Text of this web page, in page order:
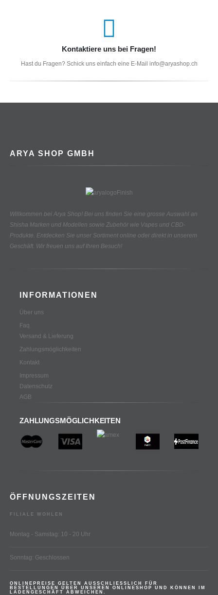
Kontaktiere uns bei Fragen!
Hast du Fragen? Schick uns einfach eine E-Mail info@aryashop.ch
ARYA SHOP GMBH
Willkommen bei Arya Shop! Bei uns finden Sie eine grosse Auswahl an
Shisha Marken und Modellen sowie Zubehör wie Vapes und CBD-
Produkte. Entdecken Sie unser Sortiment online oder direkt in unserem
Geschäft. Wir freuen uns auf Ihren Besuch!
INFORMATIONEN
Über uns
Faq
Versand & Lieferung
Zahlungsmöglichkeiten
Kontakt
Impressum
Datenschutz
AGB
ZAHLUNGSMÖGLICHKEITEN
ÖFFNUNGSZEITEN
FILIALE WOHLEN
Montag - Samstag: 10 - 20 Uhr
Sonntag: Geschlossen
ONLINEPREISE GELTEN AUSSCHLIESSLICH FÜR
BESTELLUNGEN ÜBER UNSEREN ONLINESHOP UND KÖNNEN IM
LADENGESCHÄFT ABWEICHEN.